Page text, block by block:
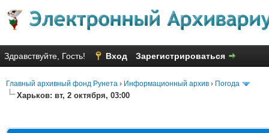
Здравствуйте, Гость! Вход Зарегистрироваться
Главный архивный фонд Рунета › Информационный архив › Погода
Харьков: вт, 2 октября, 03:00